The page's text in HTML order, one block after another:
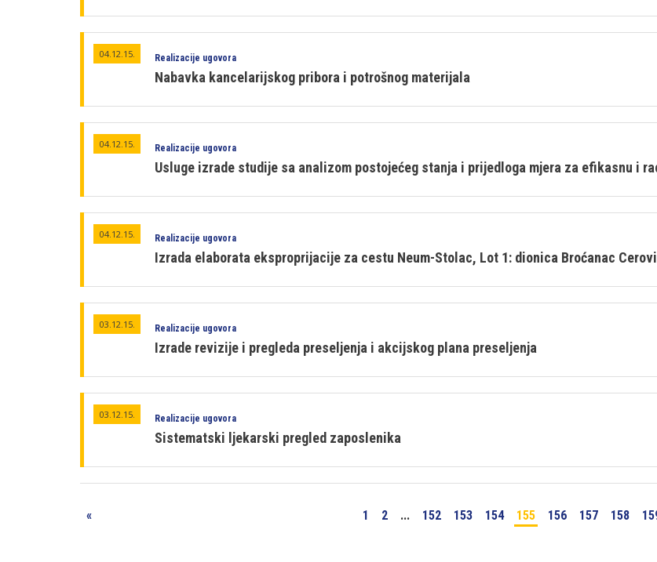
04.12.15. Realizacije ugovora
Nabavka kancelarijskog pribora i potrošnog materijala
04.12.15. Realizacije ugovora
Usluge izrade studije sa analizom postojećeg stanja i prijedloga mjera za efikasnu i
04.12.15. Realizacije ugovora
Izrada elaborata eksproprijacije za cestu Neum-Stolac, Lot 1: dionica Broćanac
03.12.15. Realizacije ugovora
Izrade revizije i pregleda preseljenja i akcijskog plana preseljenja
03.12.15. Realizacije ugovora
Sistematski ljekarski pregled zaposlenika
« 1 2 ... 152 153 154 155 156 157 158